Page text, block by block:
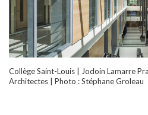
Collège Saint-Louis | Jodoin Lamarre
Architectes | Photo : Stéphane Groleau